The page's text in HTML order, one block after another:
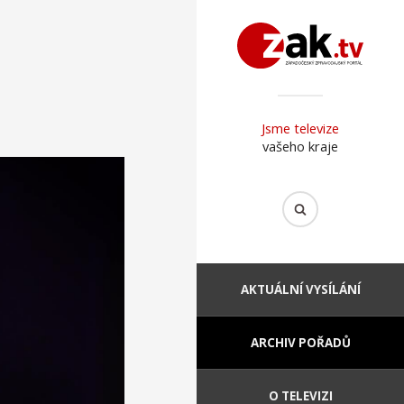
Jsme televize
vašeho kraje
AKTUÁLNÍ VYSÍLÁNÍ
ARCHIV POŘADŮ
O TELEVIZI